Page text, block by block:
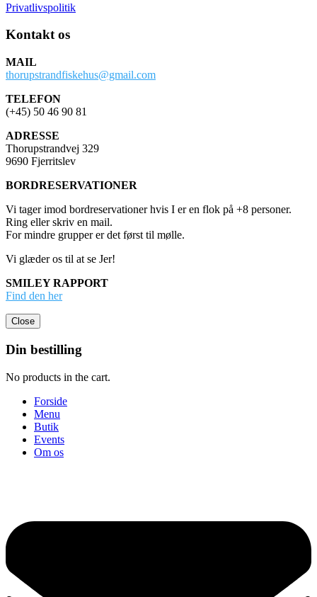
Privatlivspolitik
Kontakt os
MAIL
thorupstrandfiskehus@gmail.com
TELEFON
(+45) 50 46 90 81
ADRESSE
Thorupstrandvej 329
9690 Fjerritslev
BORDRESERVATIONER
Vi tager imod bordreservationer hvis I er en flok på +8 personer.
Ring eller skriv en mail.
For mindre grupper er det først til mølle.
Vi glæder os til at se Jer!
SMILEY RAPPORT
Find den her
Close
Din bestilling
No products in the cart.
Forside
Menu
Butik
Events
Om os